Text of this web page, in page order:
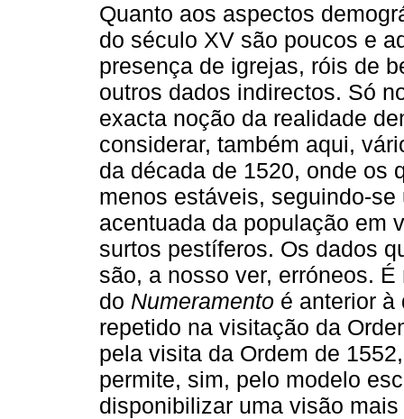
Quanto aos aspectos
do século XV são poucos e
presença de igrejas, róis de
outros dados indirectos. Só
exacta noção da realidade
considerar, também aqui,
da década de 1520, onde os
menos estáveis, seguindo-
acentuada da população em
surtos pestíferos. Os dados
são, a nosso ver, erróneos.
do Numeramento é anterior à
repetido na visitação da
pela visita da Ordem de
permite, sim, pelo modelo
disponibilizar uma visão